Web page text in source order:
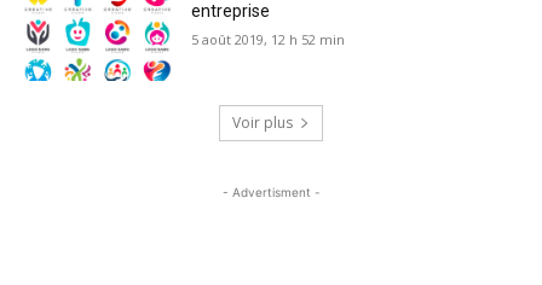
entreprise
5 août 2019, 12 h 52 min
Voir plus
- Advertisment -